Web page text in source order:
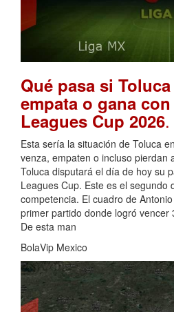
Qué pasa si
empata o gana
Leagues Cup 2026
Esta sería la situación de Toluca
venza, empaten o incluso pierdan
Toluca disputará el día de hoy su
Leagues Cup. Este es el segundo
competencia. El cuadro de
primer partido donde logró vencer
De esta man
BolaVip Mexico